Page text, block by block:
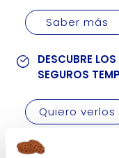
Saber más
DESCUBRE
SEGUROS
Quiero verlos